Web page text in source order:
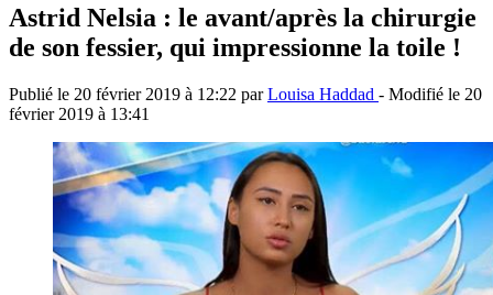
Astrid Nelsia : le avant/après la chirurgie
de son fessier, qui impressionne la toile !
Publié le 20 février 2019 à 12:22 parLouisa Haddad - Modifié le 20
février 2019 à 13:41